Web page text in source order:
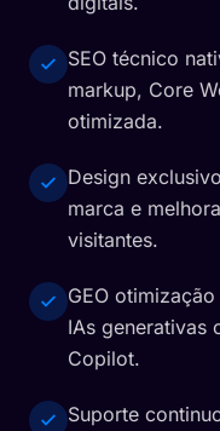
SEO técnico
markup, Core
otimizada.
Design
marca e
visitantes.
GEO
IAs generativas
Copilot.
Suporte